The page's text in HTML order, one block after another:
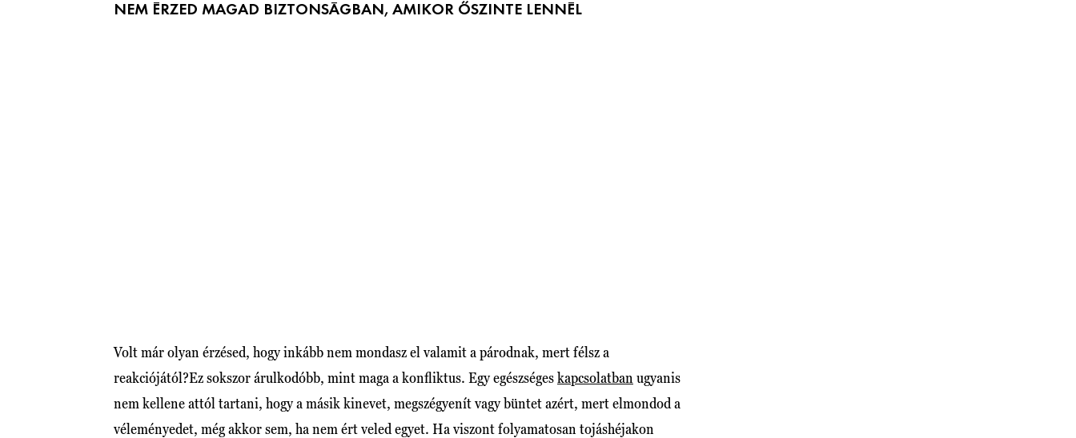
NEM ÉRZED MAGAD BIZTONSÁGBAN, AMIKOR ŐSZINTE LENNÉL
Volt már olyan érzésed, hogy inkább nem mondasz el valamit a párodnak, mert félsz a
reakciójától?Ez sokszor árulkodóbb, mint maga a konfliktus. Egy egészségeskapcsolatban ugyanis
nem kellene attól tartani, hogy a másik kinevet, megszégyenít vagy büntet azért, mert elmondod a
véleményedet, még akkor sem, ha nem ért veled egyet. Ha viszont folyamatosan tojáshéjakon